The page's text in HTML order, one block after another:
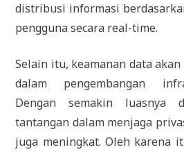
distribusi informasi
pengguna secara real-time.
Selain itu, keamanan data
dalam pengembangan
Dengan semakin luasnya
tantangan dalam menjaga
juga meningkat. Oleh karena